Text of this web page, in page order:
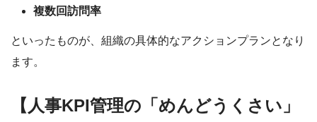
複数回訪問率
といったものが、組織の具体的なアクションプランとなり
ます。
【人事KPI管理の「めんどうくさい」